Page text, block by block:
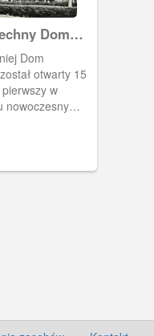
Dom
Dom
otwarty 15
nowoczesny
"Neptun".